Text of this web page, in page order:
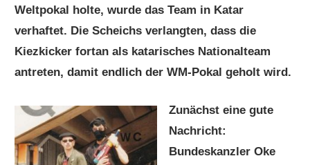
Weltpokal holte, wurde das Team in Katar
verhaftet. Die Scheichs verlangten, dass die
Kiezkicker fortan als katarisches Nationalteam
antreten, damit endlich der WM-Pokal geholt wird.
Zunächst eine gute
Nachricht:
Bundeskanzler Oke